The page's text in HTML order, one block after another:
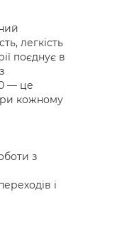
легкість
поєднує в
— це
кожному
з
і